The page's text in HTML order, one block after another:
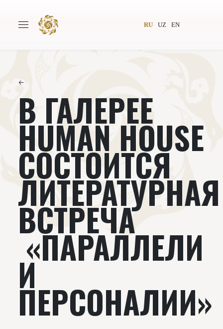
RU UZ EN
Авторы Всемирное общество
Новости
Проекты Подкасты
Книги Видеолекторий
←
В ГАЛЕРЕЕ
HUMAN HOUSE
СОСТОИТСЯ
ЛИТЕРАТУРНАЯ
ВСТРЕЧА
«ПАРАЛЛЕЛИ
И
ПЕРСОНАЛИИ»